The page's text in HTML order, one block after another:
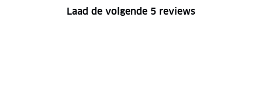
Laad de volgende 5 reviews